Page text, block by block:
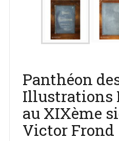
Panthéon
Illustrations
au XIXème
Victor Frond